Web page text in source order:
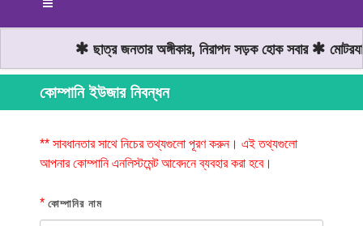
ছাত্র জনতার অঙ্গীকার, নিরাপদ সড়ক হোক সবার
কোম্পানি ইউজার নিবন্ধন
** সাবধানতার সাথে নিচের তথ্যগুলো পূরণ করুন। এই তথ্যগুলো
আপনার কোম্পানি এনলিস্টমেন্ট আবেদনে ব্যবহার করা হবে।
* কোম্পানির নাম